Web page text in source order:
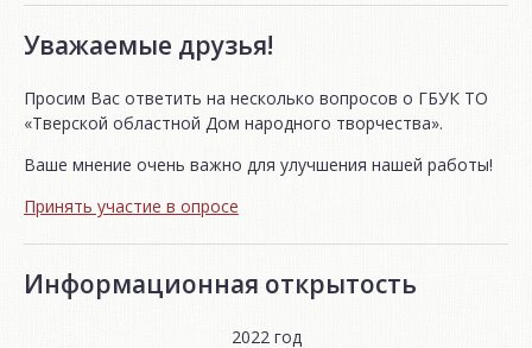
Уважаемые друзья!
Просим Вас ответить на несколько вопросов о ГБУК ТО
«Тверской областной Дом народного творчества».
Ваше мнение очень важно для улучшения нашей работы!
Принять участие в опросе
Информационная открытость
2022 год